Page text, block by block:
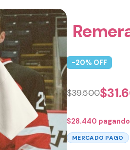
-20% OFF
$39.500$
$28.440
MERCADO PAGO